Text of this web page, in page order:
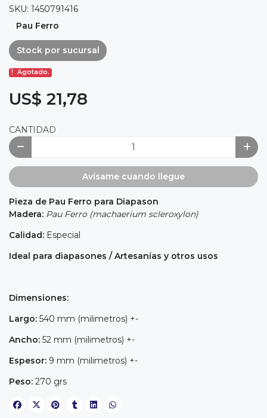
SKU: 1450791416
Pau Ferro
Stock por sucursal
Agotado.
US$ 21,78
CANTIDAD
Avísame cuando llegue
Pieza de Pau Ferro para Diapason
Madera: Pau Ferro (machaerium scleroxylon)
Calidad: Especial
Ideal para diapasones / Artesanías y otros usos
Dimensiones:
Largo: 540 mm (milimetros) +-
Ancho: 52 mm (milimetros) +-
Espesor: 9 mm (milimetros) +-
Peso: 270 grs